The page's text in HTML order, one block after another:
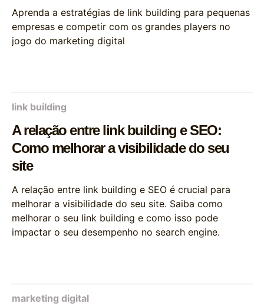
Aprenda a estratégias de link building para pequenas
empresas e competir com os grandes players no
jogo do marketing digital
link building
A relação entre link building e SEO:
Como melhorar a visibilidade do seu
site
A relação entre link building e SEO é crucial para
melhorar a visibilidade do seu site. Saiba como
melhorar o seu link building e como isso pode
impactar o seu desempenho no search engine.
marketing digital